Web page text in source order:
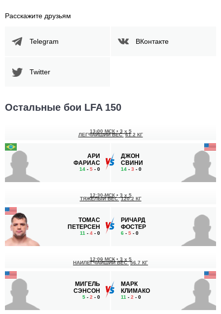
Расскажите друзьям
Telegram ВКонтакте
Twitter
Остальные бои LFA 150
АРИ
ФАРИАС
14 - 5 - 0
13:00 МСК • 3 x 5
ЛЕГЧАЙШИЙ ВЕС 61.2 КГ
ДЖОН
СВИНИ
14 - 3 - 0
ТОМАС
ПЕТЕРСЕН
11 - 4 - 0
12:30 МСК • 3 x 5
ТЯЖЕЛЫЙ ВЕС 120.2 КГ
РИЧАРД
ФОСТЕР
6 - 5 - 0
МИГЕЛЬ
СЭНСОН
5 - 2 - 0
12:00 МСК • 3 x 5
НАИЛЕГЧАЙШИЙ ВЕС 56.7 КГ
МАРК
КЛИМАКО
11 - 2 - 0